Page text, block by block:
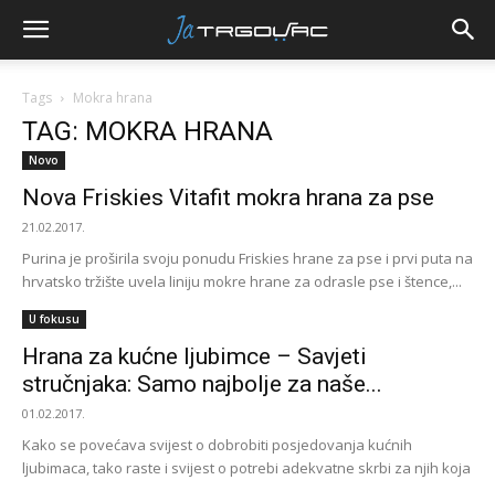
Tags Mokra hrana
TAG: MOKRA HRANA
Novo
Nova Friskies Vitafit mokra hrana za pse
21.02.2017.
Purina je proširila svoju ponudu Friskies hrane za pse i prvi puta na
hrvatsko tržište uvela liniju mokre hrane za odrasle pse i štence,...
U fokusu
Hrana za kućne ljubimce – Savjeti
stručnjaka: Samo najbolje za naše...
01.02.2017.
Kako se povećava svijest o dobrobiti posjedovanja kućnih
ljubimaca, tako raste i svijest o potrebi adekvatne skrbi za njih koja